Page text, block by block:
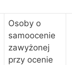
Osoby o
samoocenie
zawyżonej
przy ocenie